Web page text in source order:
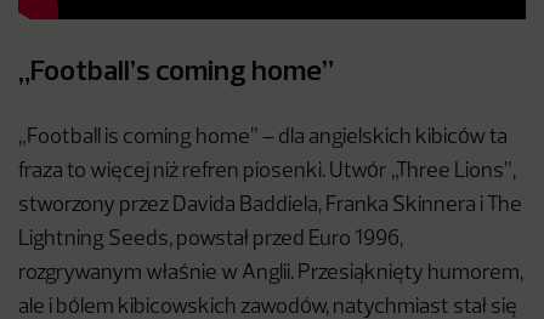
„Football’s coming home”
„Football is coming home” – dla angielskich kibiców ta
fraza to więcej niż refren piosenki. Utwór „Three Lions”,
stworzony przez Davida Baddiela, Franka Skinnera i The
Lightning Seeds, powstał przed Euro 1996,
rozgrywanym właśnie w Anglii. Przesiąknięty humorem,
ale i bólem kibicowskich zawodów, natychmiast stał się